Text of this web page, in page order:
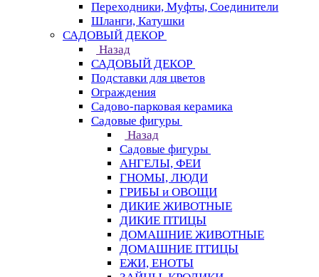
Переходники, Муфты, Соединители
Шланги, Катушки
САДОВЫЙ ДЕКОР
Назад
САДОВЫЙ ДЕКОР
Подставки для цветов
Ограждения
Садово-парковая керамика
Садовые фигуры
Назад
Садовые фигуры
АНГЕЛЫ, ФЕИ
ГНОМЫ, ЛЮДИ
ГРИБЫ и ОВОЩИ
ДИКИЕ ЖИВОТНЫЕ
ДИКИЕ ПТИЦЫ
ДОМАШНИЕ ЖИВОТНЫЕ
ДОМАШНИЕ ПТИЦЫ
ЕЖИ, ЕНОТЫ